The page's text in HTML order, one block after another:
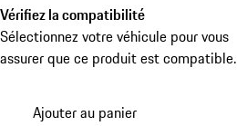
Vérifiez la compatibilité
Sélectionnez votre véhicule pour vous
assurer que ce produit est compatible.
Ajouter au panier